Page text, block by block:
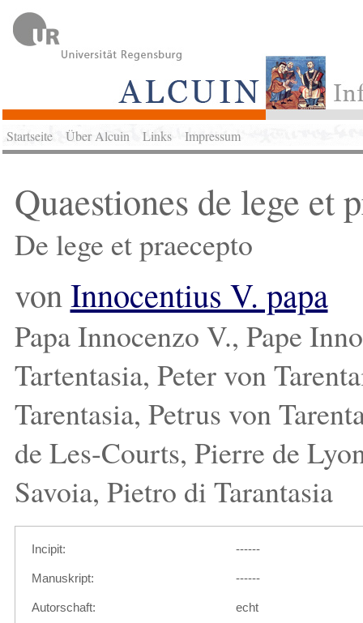
Startseite Über Alcuin Links Impressum
Quaestiones de lege et
De lege et praecepto
vonInnocentius V. papa
Papa Innocenzo V., Pape
Tartentasia, Peter von
Tarentasia, Petrus von
de Les-Courts, Pierre de
Savoia, Pietro di Tarantasia
Incipit: ------
Manuskript: ------
Autorschaft: echt